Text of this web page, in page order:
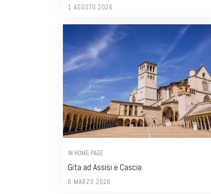
1 AGOSTO 2026
IN HOME PAGE
Gita ad Assisi e Cascia
6 MARZO 2026